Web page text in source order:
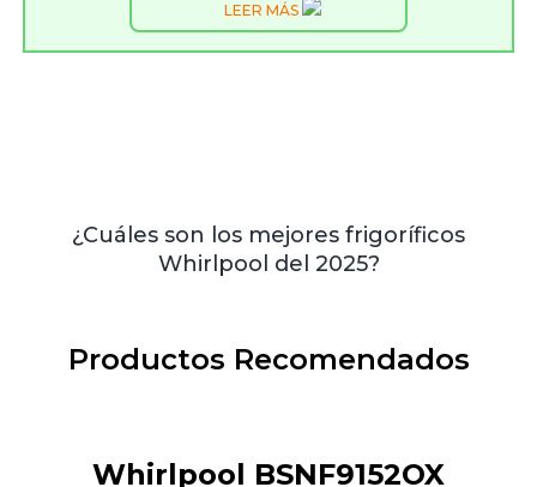
LEER MÁS
¿Cuáles son los mejores frigoríficos
Whirlpool del 2025?
Productos Recomendados
Whirlpool BSNF9152OX